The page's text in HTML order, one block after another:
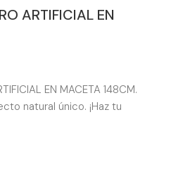
ARTIFICIAL EN
EN MACETA 148CM.
natural único. ¡Haz tu